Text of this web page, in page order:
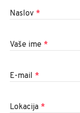
Naslov *
Vaše ime *
E-mail *
Lokacija *